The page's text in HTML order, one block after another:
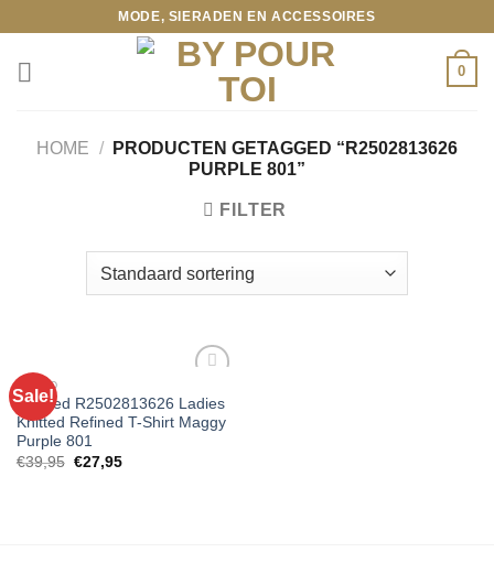
inhoud
MODE, SIERADEN EN ACCESSOIRES
0
HOME /
PRODUCTEN GETAGGED “R2502813626
PURPLE 801”
FILTER
Sale!
Toevoegen
BRAND
Refined R2502813626 Ladies
Knitted Refined T-Shirt Maggy
Purple 801
€39,95 Oorspronkelijke
€27,95Huidige